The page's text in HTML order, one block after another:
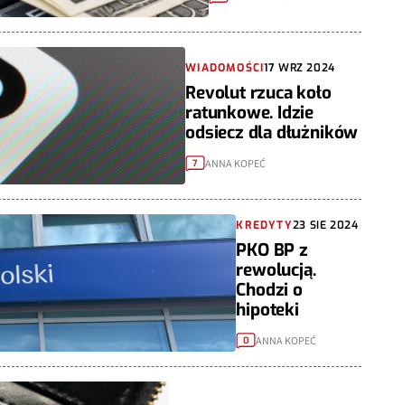
WIADOMOŚCI17 WRZ 2024
Revolut rzuca koło
ratunkowe. Idzie
odsiecz dla dłużników
7 ANNA KOPEĆ
KREDYTY23 SIE 2024
PKO BP z
rewolucją.
Chodzi o
hipoteki
0 ANNA KOPEĆ